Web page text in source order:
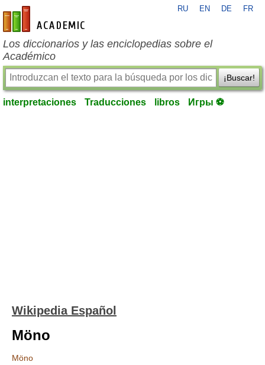
es-academic.com
RU EN DE FR
Los diccionarios y las enciclopedias sobre el
Académico
¡Buscar!
interpretaciones Traducciones libros Игры ⚽
Wikipedia Español
Möno
Möno